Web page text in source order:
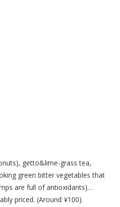
getto&lime-grass tea,
green bitter vegetables that
are full of antioxidants)…
priced. (Around ¥100).